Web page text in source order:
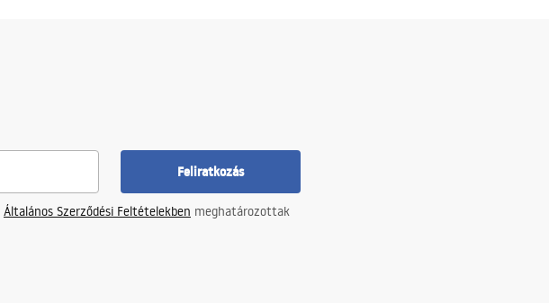
Feliratkozás
Általános Szerződési Feltételekben meghatározottak